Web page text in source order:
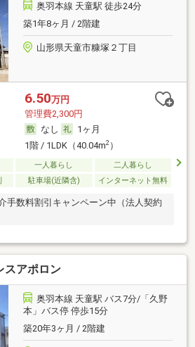
奥羽本線 天童駅 徒歩24分
築1年8ヶ月 / 2階建
山形県天童市糠塚２丁目
6.50万円
管理費2,300円
なし
1ヶ月
1階 / 1LDK（40.04m2）
一人暮らし
二人暮らし
駐車場(近隣含) インターネット無料
手数料割引キャンペーン中（法人契約
スアポロン
奥羽本線 天童駅 バス7分/「久野
本」バス停 停歩15分
築20年3ヶ月 / 2階建